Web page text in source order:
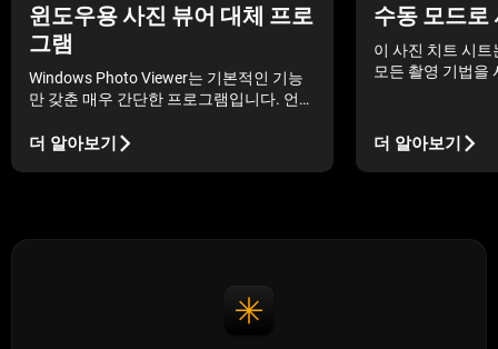
윈도우용 사진 뷰어 대체 프로
그램
Windows Photo Viewer는 기본적인 기능
만 갖춘 매우 간단한 프로그램입니다. 언젠
요할 수 있으므로, 우리는 Windows Photo
더 알아보기
수동 모드로
이 사진 치트 시
모든 촬영 기법을
치트 시트를 활용
더 알아보기